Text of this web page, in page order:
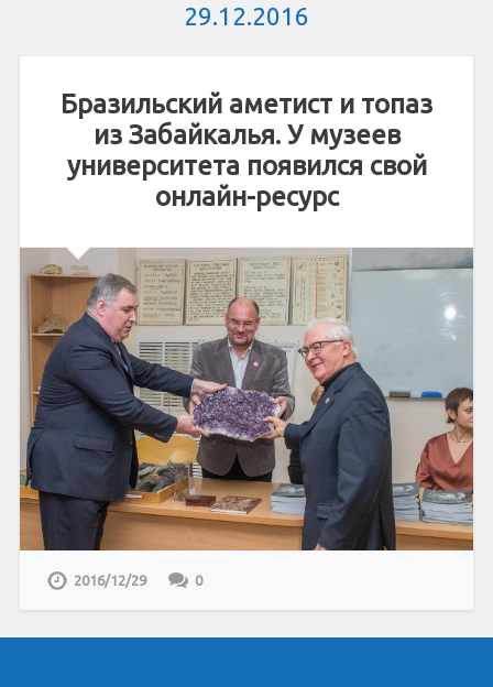
29.12.2016
Бразильский аметист и топаз
из Забайкалья. У музеев
университета появился свой
онлайн-ресурс
2016/12/29 0